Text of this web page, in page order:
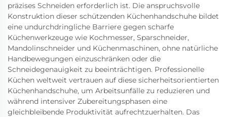
präzises Schneiden erforderlich ist. Die anspruchsvolle
Konstruktion dieser schützenden Küchenhandschuhe bildet
eine undurchdringliche Barriere gegen scharfe
Küchenwerkzeuge wie Kochmesser, Sparschneider,
Mandolinschneider und Küchenmaschinen, ohne natürliche
Handbewegungen einzuschränken oder die
Schneidegenauigkeit zu beeinträchtigen. Professionelle
Küchen weltweit vertrauen auf diese sicherheitsorientierten
Küchenhandschuhe, um Arbeitsunfälle zu reduzieren und
während intensiver Zubereitungsphasen eine
gleichbleibende Produktivität aufrechtzuerhalten. Das